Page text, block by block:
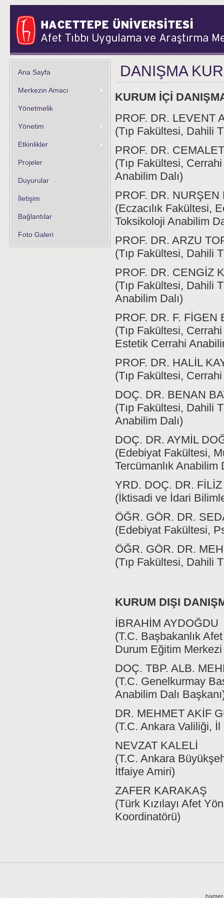
Ana Sayfa
Merkezin Amacı
Yönetmelik
Yönetim
Etkinlikler
Projeler
Duyurular
İletişim
Bağlantılar
Foto Galeri
DANIŞMA
KURUM İÇİ
PROF. DR. LEVENT
(Tıp Fakültesi, Dahili
PROF. DR.
(Tıp Fakültesi,
Anabilim Dalı)
PROF. DR. NURŞEN
(Eczacılık Fakültesi,
Toksikoloji Anabilim
PROF. DR. ARZU
(Tıp Fakültesi, Dahili
PROF. DR. CENGİZ
(Tıp Fakültesi, Dahili
Anabilim Dalı)
PROF. DR. F. FİGEN
(Tıp Fakültesi,
Estetik Cerrahi
PROF. DR. HALİL
(Tıp Fakültesi,
DOÇ. DR. BENAN
(Tıp Fakültesi, Dahili
Anabilim Dalı)
DOÇ. DR. AYMİL
(Edebiyat Fakültesi,
Tercümanlık Anabilim
YRD. DOÇ. DR.
(İktisadi ve İdari
ÖĞR. GÖR. DR.
(Edebiyat Fakültesi,
ÖĞR. GÖR. DR.
(Tıp Fakültesi, Dahili
KURUM DIŞI
İBRAHİM AYDOĞDU
(T.C. Başbakanlık
Durum Eğitim
DOÇ. TBP. ALB.
(T.C. Genelkurmay
Anabilim Dalı
DR. MEHMET AKİF
(T.C. Ankara Valiliği, İl
NEVZAT KALELİ
(T.C. Ankara
İtfaiye Amiri)
ZAFER KARAKAŞ
(Türk Kızılayı Afet
Koordinatörü)